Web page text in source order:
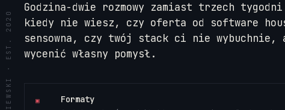
Godzina-dwie rozmowy zamiast trzech
kiedy nie wiesz, czy oferta od software
sensowna, czy twój stack ci nie wybuchnie,
wycenić własny pomysł.
▣
Formaty